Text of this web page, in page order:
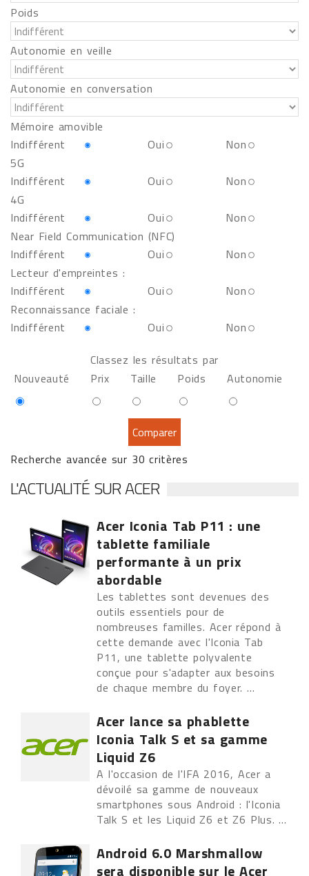
Poids
Autonomie en veille
Autonomie en conversation
Mémoire amovible
Indifférent
Oui
Non
5G
Indifférent
Oui
Non
4G
Indifférent
Oui
Non
Near Field Communication (NFC)
Indifférent
Oui
Non
Lecteur d'empreintes :
Indifférent
Oui
Non
Reconnaissance faciale :
Indifférent
Oui
Non
Classez les résultats par
Nouveauté
Prix Taille Poids Autonomie
Recherche avancée sur 30 critères
L'ACTUALITÉ SUR ACER
Acer Iconia Tab P11 : une
tablette familiale
performante à un prix
abordable
Les tablettes sont devenues des
outils essentiels pour de
nombreuses familles. Acer répond à
cette demande avec l'Iconia Tab
P11, une tablette polyvalente
conçue pour s'adapter aux besoins
de chaque membre du foyer. ...
Acer lance sa phablette
Iconia Talk S et sa gamme
Liquid Z6
A l'occasion de l'IFA 2016, Acer a
dévoilé sa gamme de nouveaux
smartphones sous Android : l'Iconia
Talk S et les Liquid Z6 et Z6 Plus. ...
Android 6.0 Marshmallow
sera disponible sur le Acer